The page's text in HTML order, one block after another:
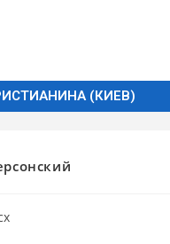
(КИЕВ)